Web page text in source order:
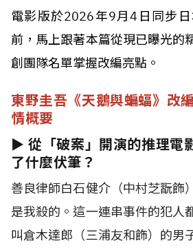
電影版於2026年9月4日同步
前，馬上跟著本篇從現已曝光的
創團隊名單掌握改編亮點。
東野圭吾《天鵝與蝙蝠》改
情概要
► 從「破案」開演的推理電
了什麼伏筆？
善良律師白石健介（中村芝翫飾
是我殺的。這一連串事件的犯人
叫倉木達郎（三浦友和飾）的男